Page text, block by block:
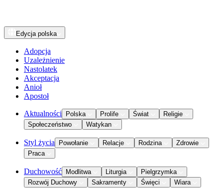
Edycja polska
Adopcja
Uzależnienie
Nastolatek
Akceptacja
Anioł
Apostoł
Aktualności Polska Prolife Świat
Religie
Społeczeństwo
Watykan
Styl życia Powołanie Relacje Rodzina
Zdrowie
Praca
Duchowość Modlitwa Liturgia
Pielgrzymka
Rozwój Duchowy
Sakramenty Święci Wiara